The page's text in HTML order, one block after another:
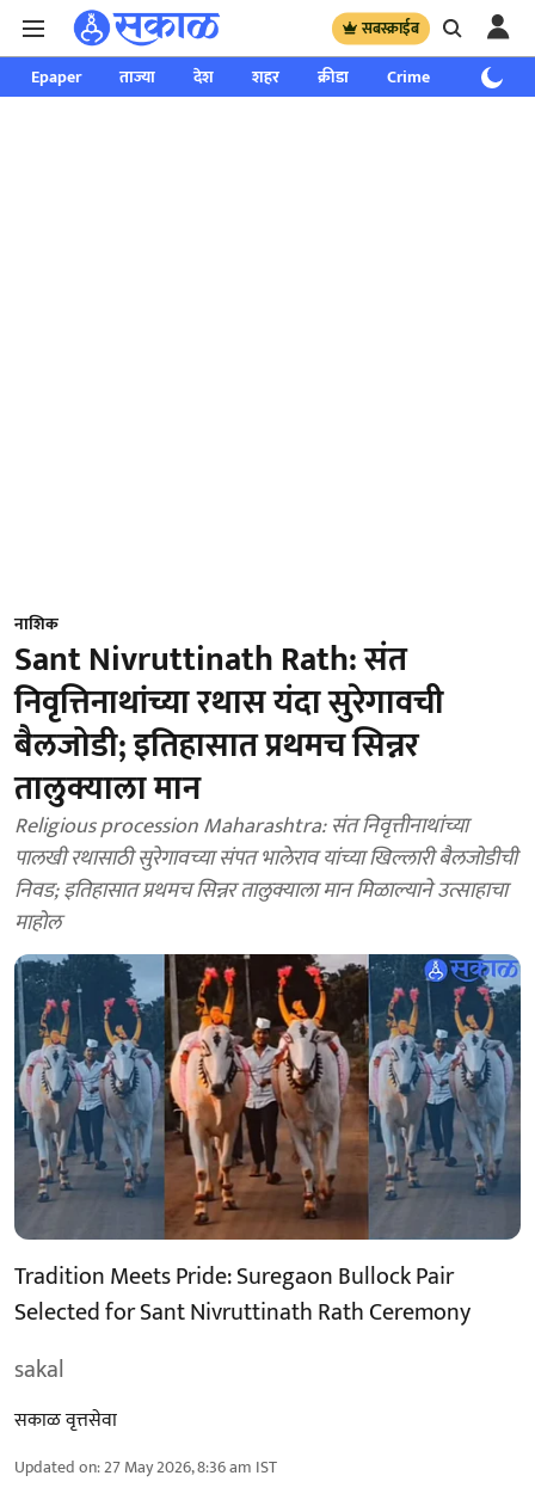
सबस्क्राईब
Epaper ताज्या देश शहर क्रीडा Crime साप्ताहिक
नाशिक
Sant Nivruttinath Rath: संत
निवृत्तिनाथांच्या रथास यंदा सुरेगावची
बैलजोडी; इतिहासात प्रथमच सिन्नर
तालुक्याला मान
Religious procession Maharashtra: संत निवृत्तीनाथांच्या
पालखी रथासाठी सुरेगावच्या संपत भालेराव यांच्या खिल्लारी बैलजोडीची
निवड; इतिहासात प्रथमच सिन्नर तालुक्याला मान मिळाल्याने उत्साहाचा
माहोल
Tradition Meets Pride: Suregaon Bullock Pair
Selected for Sant Nivruttinath Rath Ceremony
sakal
सकाळ वृत्तसेवा
Updated on:27 May 2026, 8:36 am IST